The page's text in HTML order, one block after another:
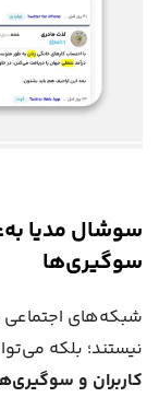
سوشال مدیا
سوگیری‌ها
شبکه‌های اجتماعی
نیستند؛ بلکه
کاربران و